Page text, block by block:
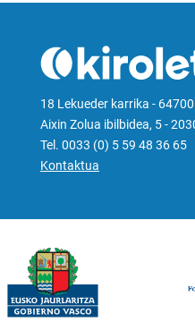
18 Lekueder karrika -
Aixin Zolua ibilbidea, 5 -
Tel. 0033 (0) 5 59 48 36 65
Kontaktua